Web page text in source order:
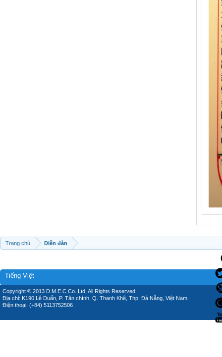
Trang chủ Diễn đàn
Tiếng Việt
Copyright © 2013 D.M.E.C Co.,Ltd, All Rights Reserved.
Địa chỉ: K190 Lê Duẩn, P. Tân chính, Q. Thanh Khê, Thp. Đà Nẵng, Việt Nam.
Điện thoại: (+84) 5113752506